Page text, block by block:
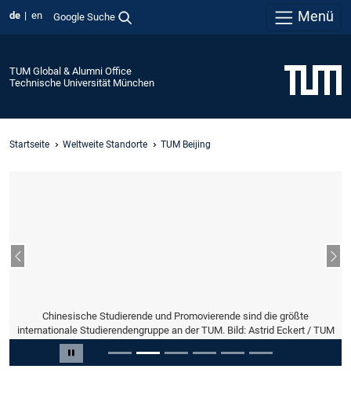
de en Google Suche Menü
TUM Global & Alumni Office
Technische Universität München
Startseite Weltweite Standorte TUM Beijing
Carousel pausieren
Chinesische Studierende und Promovierende sind die größte
internationale Studierendengruppe an der TUM. Bild: Astrid Eckert / TUM
Vorheriger Slide
Slide 2 von 6